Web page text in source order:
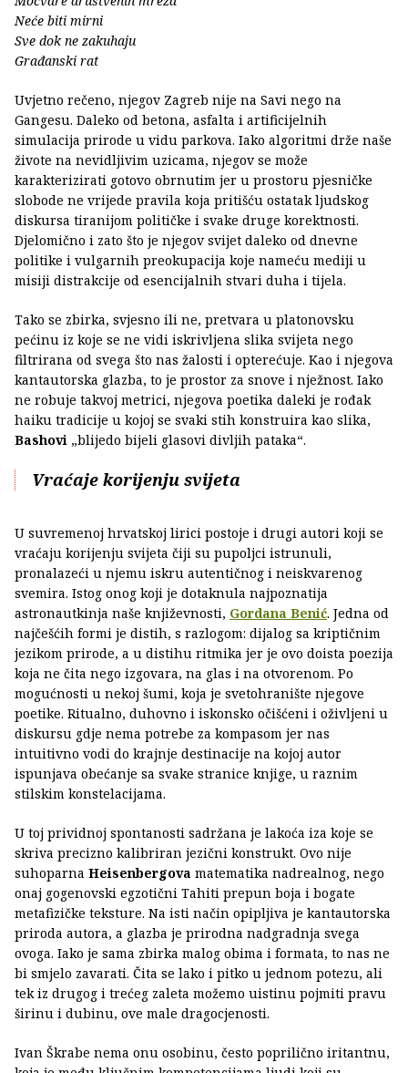
Neće biti mirni
Sve dok ne zakuhaju
Građanski rat
Uvjetno rečeno, njegov Zagreb nije na Savi nego na
Gangesu. Daleko od betona, asfalta i artificijelnih
simulacija prirode u vidu parkova. Iako algoritmi drže naše
živote na nevidljivim uzicama, njegov se može
karakterizirati gotovo obrnutim jer u prostoru pjesničke
slobode ne vrijede pravila koja pritišću ostatak ljudskog
diskursa tiranijom političke i svake druge korektnosti.
Djelomično i zato što je njegov svijet daleko od dnevne
politike i vulgarnih preokupacija koje nameću mediji u
misiji distrakcije od esencijalnih stvari duha i tijela.
Tako se zbirka, svjesno ili ne, pretvara u platonovsku
pećinu iz koje se ne vidi iskrivljena slika svijeta nego
filtrirana od svega što nas žalosti i opterećuje. Kao i njegova
kantautorska glazba, to je prostor za snove i nježnost. Iako
ne robuje takvoj metrici, njegova poetika daleki je rođak
haiku tradicije u kojoj se svaki stih konstruira kao slika,
Bashovi „blijedo bijeli glasovi divljih pataka“.
Vraćaje korijenju svijeta
U suvremenoj hrvatskoj lirici postoje i drugi autori koji se
vraćaju korijenju svijeta čiji su pupoljci istrunuli,
pronalazeći u njemu iskru autentičnog i neiskvarenog
svemira. Istog onog koji je dotaknula najpoznatija
astronautkinja naše književnosti, Gordana Benić. Jedna od
najčešćih formi je distih, s razlogom: dijalog sa kriptičnim
jezikom prirode, a u distihu ritmika jer je ovo doista poezija
koja ne čita nego izgovara, na glas i na otvorenom. Po
mogućnosti u nekoj šumi, koja je svetohranište njegove
poetike. Ritualno, duhovno i iskonsko očišćeni i oživljeni u
diskursu gdje nema potrebe za kompasom jer nas
intuitivno vodi do krajnje destinacije na kojoj autor
ispunjava obećanje sa svake stranice knjige, u raznim
stilskim konstelacijama.
U toj prividnoj spontanosti sadržana je lakoća iza koje se
skriva precizno kalibriran jezični konstrukt. Ovo nije
suhoparna Heisenbergova matematika nadrealnog, nego
onaj gogenovski egzotični Tahiti prepun boja i bogate
metafizičke teksture. Na isti način opipljiva je kantautorska
priroda autora, a glazba je prirodna nadgradnja svega
ovoga. Iako je sama zbirka malog obima i formata, to nas ne
bi smjelo zavarati. Čita se lako i pitko u jednom potezu, ali
tek iz drugog i trećeg zaleta možemo uistinu pojmiti pravu
širinu i dubinu, ove male dragocjenosti.
Ivan Škrabe nema onu osobinu, često poprilično iritantnu,